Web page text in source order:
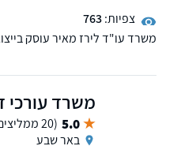
צפיות:763
משרד עו"ד לירז מאיר עוסק
משרד עורכי
5.0 (20 ממליצים)
באר שבע